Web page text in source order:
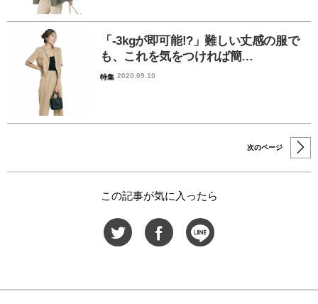
「-3kgが即可能!?」難しい丈感の服で
も、これを気をつければ簡…
特集 2020.09.10
次のページ
この記事が気に入ったら